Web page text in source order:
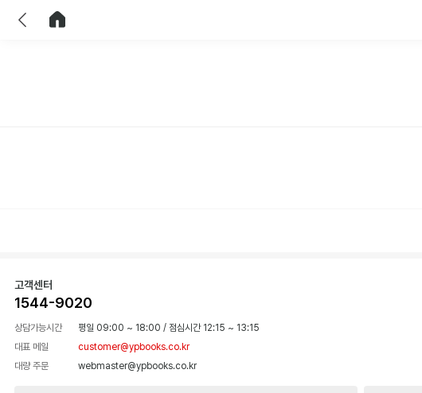
고객센터
1544-9020
상담가능시간 평일 09:00 ~ 18:00 / 점심시간 12:15 ~ 13:15
대표 메일
customer@ypbooks.co.kr
대량 주문
webmaster@ypbooks.co.kr